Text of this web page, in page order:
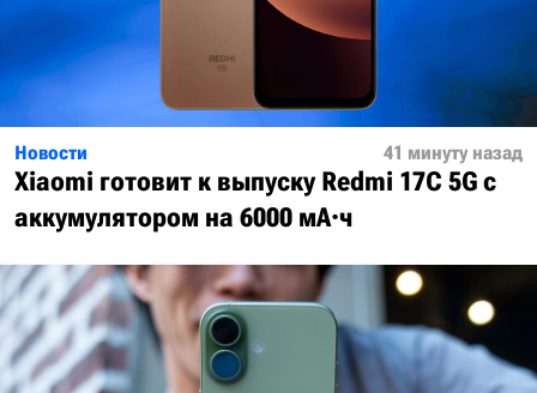
Новости 41 минуту назад
Xiaomi готовит к выпуску Redmi 17C 5G с
аккумулятором на 6000 мА·ч